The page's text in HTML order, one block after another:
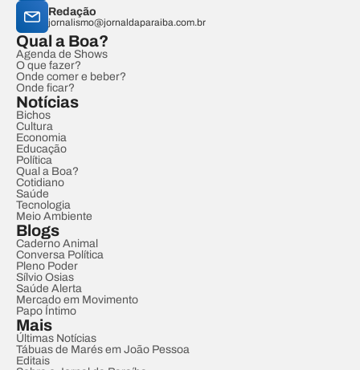
Redação
jornalismo@jornaldaparaiba.com.br
Qual a Boa?
Agenda de Shows
O que fazer?
Onde comer e beber?
Onde ficar?
Notícias
Bichos
Cultura
Economia
Educação
Política
Qual a Boa?
Cotidiano
Saúde
Tecnologia
Meio Ambiente
Blogs
Caderno Animal
Conversa Política
Pleno Poder
Sílvio Osias
Saúde Alerta
Mercado em Movimento
Papo Íntimo
Mais
Últimas Notícias
Tábuas de Marés em João Pessoa
Editais